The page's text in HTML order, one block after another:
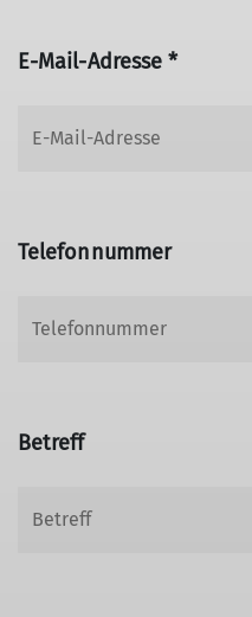
E-Mail-Adresse *
Telefonnummer
Betreff